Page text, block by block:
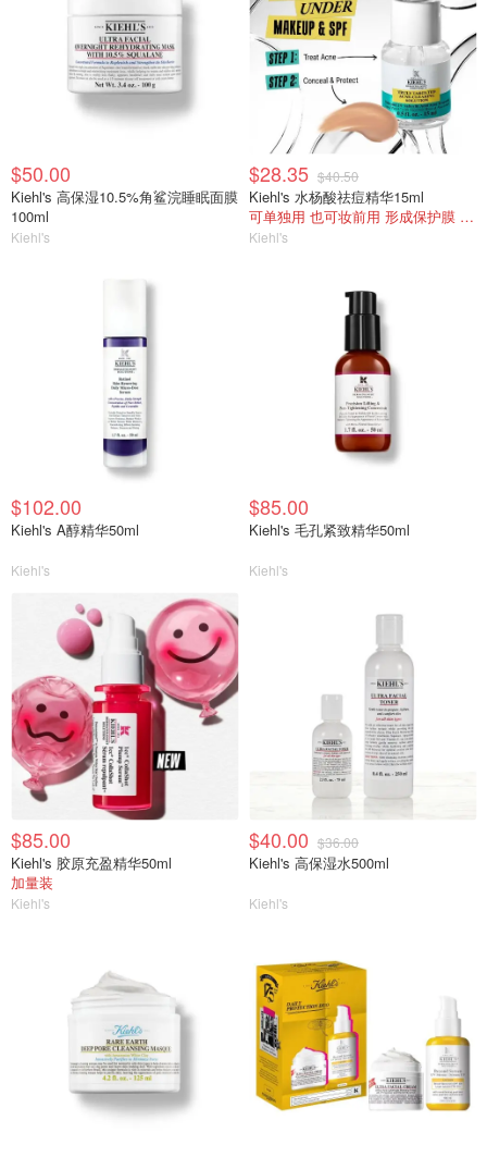
$50.00
Kiehl's 高保湿10.5%角鲨浣睡眠面膜
100ml
Kiehl's
$28.35 $40.50
Kiehl's 水杨酸祛痘精华15ml
可单独用 也可妆前用 形成保护膜 跟妆服帖
Kiehl's
$102.00
Kiehl's A醇精华50ml
Kiehl's
$85.00
Kiehl's 毛孔紧致精华50ml
Kiehl's
$85.00
Kiehl's 胶原充盈精华50ml
加量装
Kiehl's
$40.00 $36.00
Kiehl's 高保湿水500ml
Kiehl's